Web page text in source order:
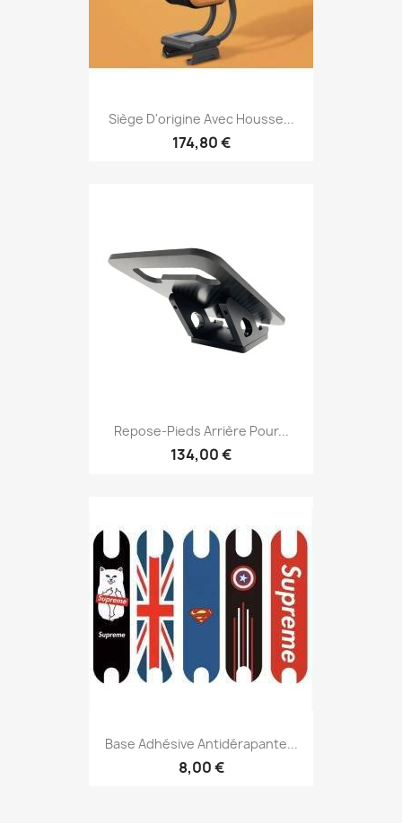
Siège D'origine Avec Housse...
174,80 €
Repose-Pieds Arrière Pour...
134,00 €
Base Adhésive Antidérapante...
8,00 €